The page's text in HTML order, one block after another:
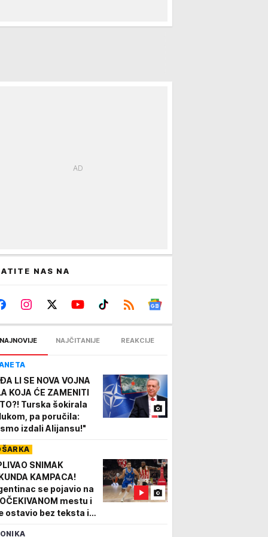
NAS NA
NAJNOVIJE NAJČITANIJE REAKCIJE
LI SE NOVA VOJNA
KOJA ĆE ZAMENITI
Turska šokirala
pa poručila:
izdali Alijansu!"
SNIMAK
KAMPACA!
se pojavio na
mestu i
ostavio bez teksta i